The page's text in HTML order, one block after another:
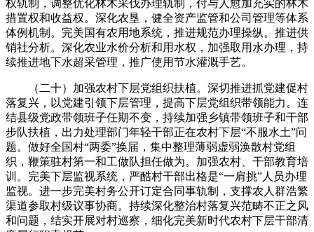
权轨制，调整优化林木采伐办理轨制，付与人愈加充实的林木
措置权和收益权。深化农垦，健全资产监管和公司管理等体系
体例机制。完美国有农用地系统，推进规范办理操纵。推进供
销社分析。深化农业水价分析和用水权，加强取用水办理，持
续推进地下水超采管理，推广使用节水灌溉手艺。
（二十）加强农村下层党组织扶植。深切推进抓党建促村
落复兴，以党建引领下层管理，提高下层党组织带领能力。连
结县级党政带领班子任期不变，持续加强乡镇带领班子和干部
步队扶植，出力处理部门年轻干部正在农村下层“不服水土”问
题。做好全国村“两委”换届，集中整理薄弱虚弱涣散村党组
织，鞭策驻村第一和工做队担任做为。加强农村、干部教育培
训。完美下层监视系统，严酷村干部出格是“一肩挑”人员办理
监视。进一步完美村务公开订定合同事轨制，支撑农人群浩繁
渠道参取村级议事协商。持续深化整治村落复兴范畴不正之风
和问题，结实开展对村巡察，细化完美新时代农村下层干部清